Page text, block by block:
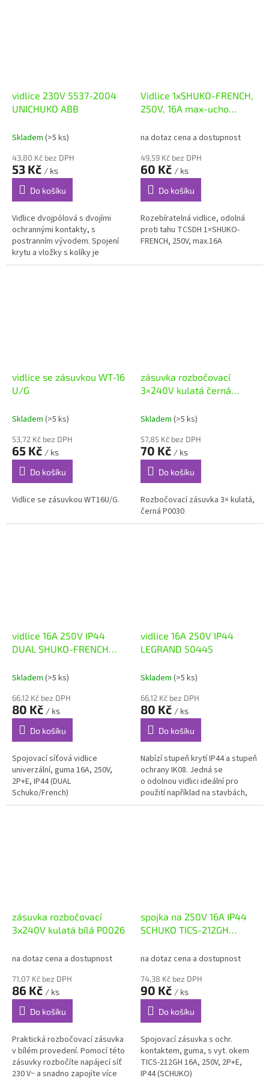
vidlice 230V 5537-2004
UNICHUKO ABB
Skladem (>5 ks)
43,80 Kč bez DPH
53 Kč / ks
Do košíku
Vidlice dvojpólová s dvojími
ochrannými kontakty, s
postranním vývodem. Spojení
krytu a vložky s kolíky je
provedeno pružnými úchyty.16
Vidlice 1xSHUKO-FRENCH,
250V, 16A max-ucho
na dotaz cena a dostupnost
49,59 Kč bez DPH
60 Kč / ks
Do košíku
Rozebíratelná vidlice, odolná
proti tahu TCSDH 1×SHUKO-
FRENCH, 250V, max.16A
vidlice se zásuvkou WT-16
U/G
Skladem (>5 ks)
53,72 Kč bez DPH
65 Kč / ks
Do košíku
Vidlice se zásuvkou WT16U/G.
zásuvka rozbočovací
3×240V kulatá černá
Skladem (>5 ks)
57,85 Kč bez DPH
70 Kč / ks
Do košíku
Rozbočovací zásuvka 3× kulatá,
černá P0030
vidlice 16A 250V IP44
DUAL SHUKO-FRENCH
Skladem (>5 ks)
66,12 Kč bez DPH
80 Kč / ks
Do košíku
Spojovací síťová vidlice
univerzální, guma 16A, 250V,
2P+E, IP44 (DUAL
Schuko/French)
vidlice 16A 250V IP44
LEGRAND 50445
Skladem (>5 ks)
66,12 Kč bez DPH
80 Kč / ks
Do košíku
Nabízí stupeň krytí IP44 a stupeň
ochrany IK08. Jedná se
o odolnou vidlici ideální pro
použití například na stavbách,
v dílnách a podobně. ...
zásuvka rozbočovací
3x240V kulatá bílá P0026
na dotaz cena a dostupnost
71,07 Kč bez DPH
86 Kč / ks
Do košíku
Praktická rozbočovací zásuvka
v bílém provedení. Pomocí této
zásuvky rozbočíte napájecí síť
230 V~ a snadno zapojíte více
spojka na 250V 16A IP44
SCHUKO TICS-212GH
na dotaz cena a dostupnost
74,38 Kč bez DPH
90 Kč / ks
Do košíku
Spojovací zásuvka s ochr.
kontaktem, guma, s vyt. okem
TICS-212GH 16A, 250V, 2P+E,
IP44 (SCHUKO)